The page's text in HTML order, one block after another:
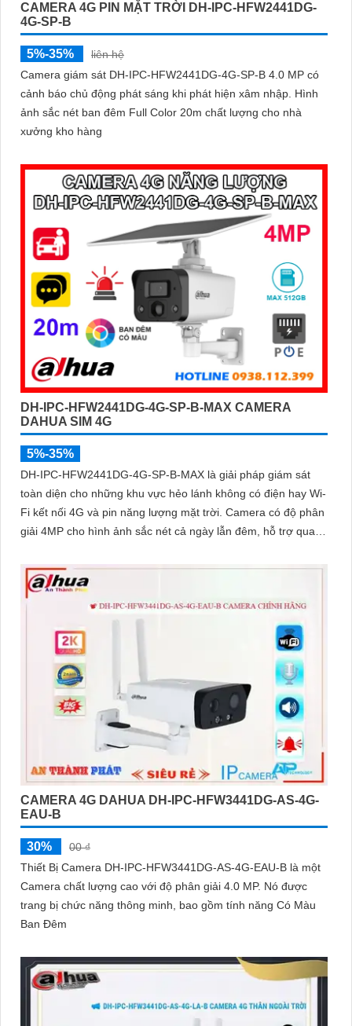
CAMERA 4G PIN MẶT TRỜI DH-IPC-HFW2441DG-
4G-SP-B
5%-35%
liên hệ
Camera giám sát DH-IPC-HFW2441DG-4G-SP-B 4.0 MP có
cảnh báo chủ động phát sáng khi phát hiện xâm nhập. Hình
ảnh sắc nét ban đêm Full Color 20m chất lượng cho nhà
xưởng kho hàng
DH-IPC-HFW2441DG-4G-SP-B-MAX CAMERA
DAHUA SIM 4G
5%-35%
DH-IPC-HFW2441DG-4G-SP-B-MAX là giải pháp giám sát
toàn diện cho những khu vực hẻo lánh không có điện hay Wi-
Fi kết nối 4G và pin năng lượng mặt trời. Camera có độ phân
giải 4MP cho hình ảnh sắc nét cả ngày lẫn đêm, hỗ trợ quan
hai chiều
CAMERA 4G DAHUA DH-IPC-HFW3441DG-AS-4G-
EAU-B
30%
00 ₫
Thiết Bị Camera DH-IPC-HFW3441DG-AS-4G-EAU-B là một
Camera chất lượng cao với độ phân giải 4.0 MP. Nó được
trang bị chức năng thông minh, bao gồm tính năng Có Màu
Ban Đêm